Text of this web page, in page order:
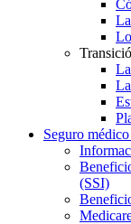
Seguro
(SSI)